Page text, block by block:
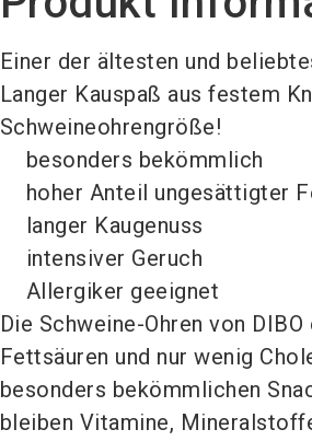
Einer der ältesten und
Langer Kauspaß aus festem
Schweineohrengröße!
besonders bekömmlich
hoher Anteil ungesättigter
langer Kaugenuss
intensiver Geruch
Allergiker geeignet
Die Schweine-Ohren von
Fettsäuren und nur wenig
besonders bekömmlichen
bleiben Vitamine,